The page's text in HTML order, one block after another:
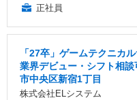
正社員
「27卒」ゲームテクニカ
業界デビュー・シフト相
市中央区新宿1丁目
株式会社ELシステム